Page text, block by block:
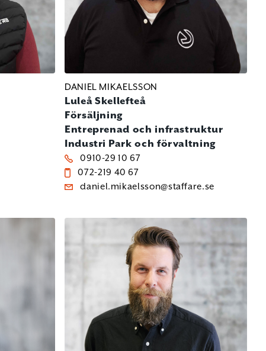
DANIEL MIKAELSSON
Luleå Skellefteå
Försäljning
Entreprenad och infrastruktur
Industri Park och förvaltning
0910-29 10 67
072-219 40 67
daniel.mikaelsson@staffare.se